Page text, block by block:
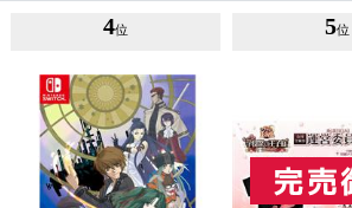
4位 5位